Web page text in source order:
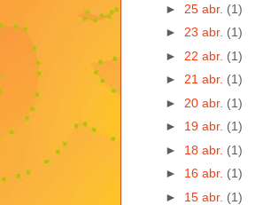
► 25 abr. (1)
► 23 abr. (1)
► 22 abr. (1)
► 21 abr. (1)
► 20 abr. (1)
► 19 abr. (1)
► 18 abr. (1)
► 16 abr. (1)
► 15 abr. (1)